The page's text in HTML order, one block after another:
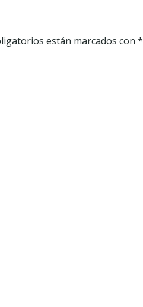
están marcados con *